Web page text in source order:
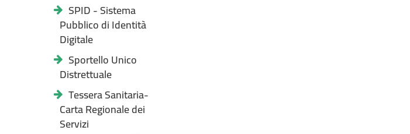
SPID - Sistema
Pubblico di Identità
Digitale
Sportello Unico
Distrettuale
Tessera Sanitaria-
Carta Regionale dei
Servizi